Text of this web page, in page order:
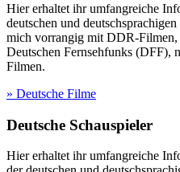
Hier erhaltet ihr umfangreiche
deutschen und
mich vorrangig mit DDR-
Deutschen Fernsehfunks (DFF),
Filmen.
» Deutsche Filme
Deutsche Schauspieler
Hier erhaltet ihr umfangreiche